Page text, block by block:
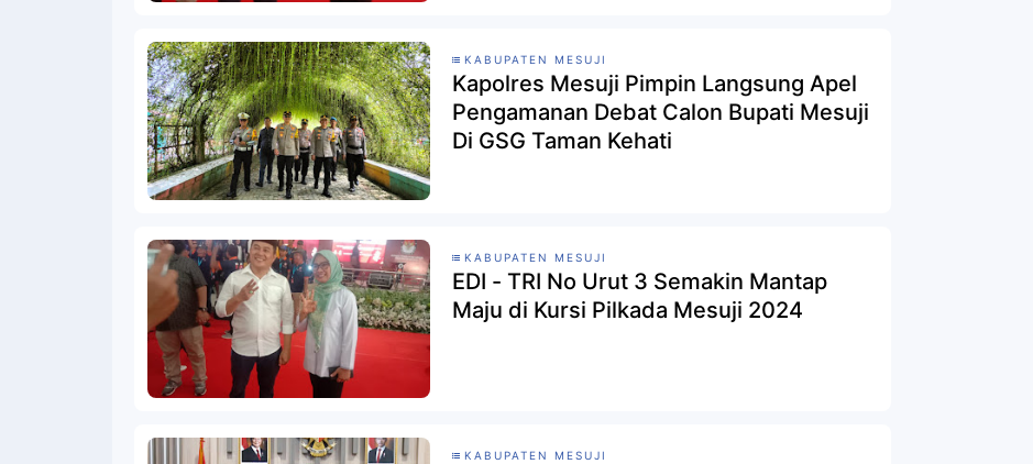
KABUPATEN MESUJI
Kapolres Mesuji Pimpin Langsung Apel
Pengamanan Debat Calon Bupati Mesuji
Di GSG Taman Kehati
KABUPATEN MESUJI
EDI - TRI No Urut 3 Semakin Mantap
Maju di Kursi Pilkada Mesuji 2024
KABUPATEN MESUJI